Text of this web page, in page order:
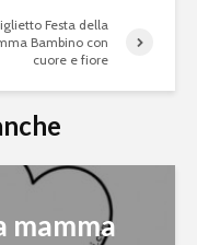
Festa della
Bambino con
cuore e fiore
mamma